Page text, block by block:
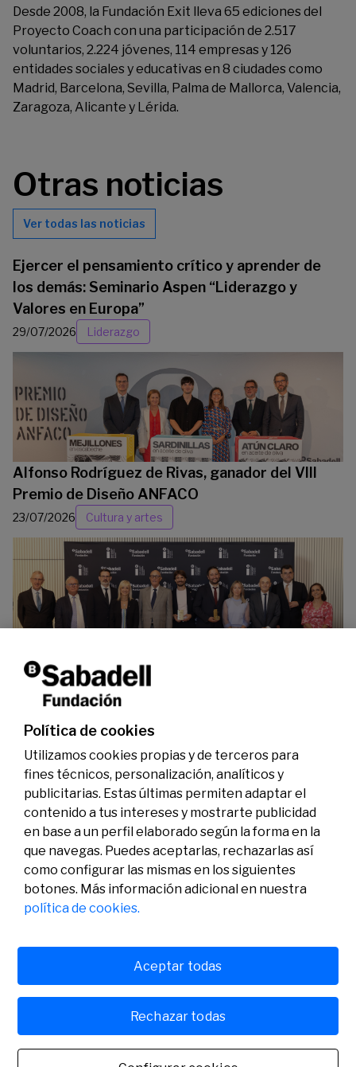
Desde 2008, la Fundación Exit lleva 65 ediciones del
Proyecto Coach con una participación de 2.517
voluntarios, 2.224 jóvenes, 114 empresas y 126
entidades sociales y educativas en 8 ciudades como
Madrid, Barcelona, Sevilla, Palma de Mallorca, Valencia,
Zaragoza, Alicante y Lérida.
Otras noticias
Ver todas las noticias
Ejercer el pensamiento crítico y aprender de
los demás: Seminario Aspen “Liderazgo y
Valores en Europa”
29/07/2026 Liderazgo
Alfonso Rodríguez de Rivas, ganador del VIII
Premio de Diseño ANFACO
23/07/2026 Cultura y artes
La Fundación Banco Sabadell reconoce a dos
investigadores en los ámbitos de la edición del
genoma y la energía limpia
07/07/2026 Premios
Legal
Aviso legal
Política de privacidad
Actividad
Convocatorias
Premios
Social
© Fundación Banco Sabadell 2024 todos los derechos
Política de cookies
Utilizamos cookies propias y de terceros para
fines técnicos, personalización, analíticos y
publicitarias. Estas últimas permiten adaptar el
contenido a tus intereses y mostrarte publicidad
en base a un perfil elaborado según la forma en la
que navegas. Puedes aceptarlas, rechazarlas así
como configurar las mismas en los siguientes
botones. Más información adicional en nuestra
política de cookies.
Rechazar todas
Aceptar todas